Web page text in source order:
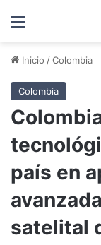
Menú
Inicio /Colombia
Colombia
país en
satelital